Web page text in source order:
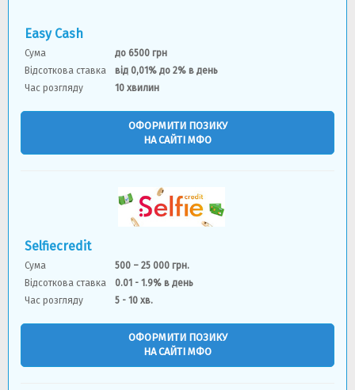
Easy Cash
Сума
до 6500 грн
Відсоткова ставка
від 0,01% до 2% в день
Час розгляду
10 хвилин
ОФОРМИТИ ПОЗИКУ
НА САЙТІ МФО
Selfiecredit
Сума
500 – 25 000 грн.
Відсоткова ставка
0.01 - 1.9% в день
Час розгляду
5 - 10 хв.
ОФОРМИТИ ПОЗИКУ
НА САЙТІ МФО